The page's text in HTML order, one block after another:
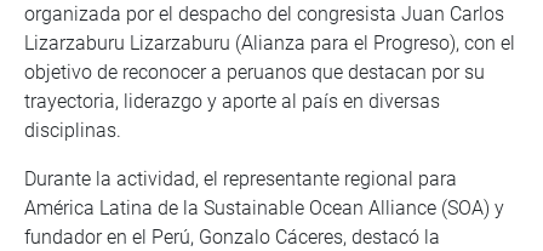
organizada por el despacho del congresista Juan Carlos
Lizarzaburu Lizarzaburu (Alianza para el Progreso), con el
objetivo de reconocer a peruanos que destacan por su
trayectoria, liderazgo y aporte al país en diversas
disciplinas.
Durante la actividad, el representante regional para
América Latina de la Sustainable Ocean Alliance (SOA) y
fundador en el Perú, Gonzalo Cáceres, destacó la